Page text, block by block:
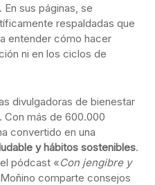
sus páginas, se
respaldadas que
entender cómo hacer
ni en los ciclos de
divulgadoras de bienestar
Con más de 600.000
convertido en una
y hábitos sostenibles.
pódcast «Con jengibre y
comparte consejos